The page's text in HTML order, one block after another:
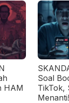
HAM
Soal
TikTok,
Menanti!